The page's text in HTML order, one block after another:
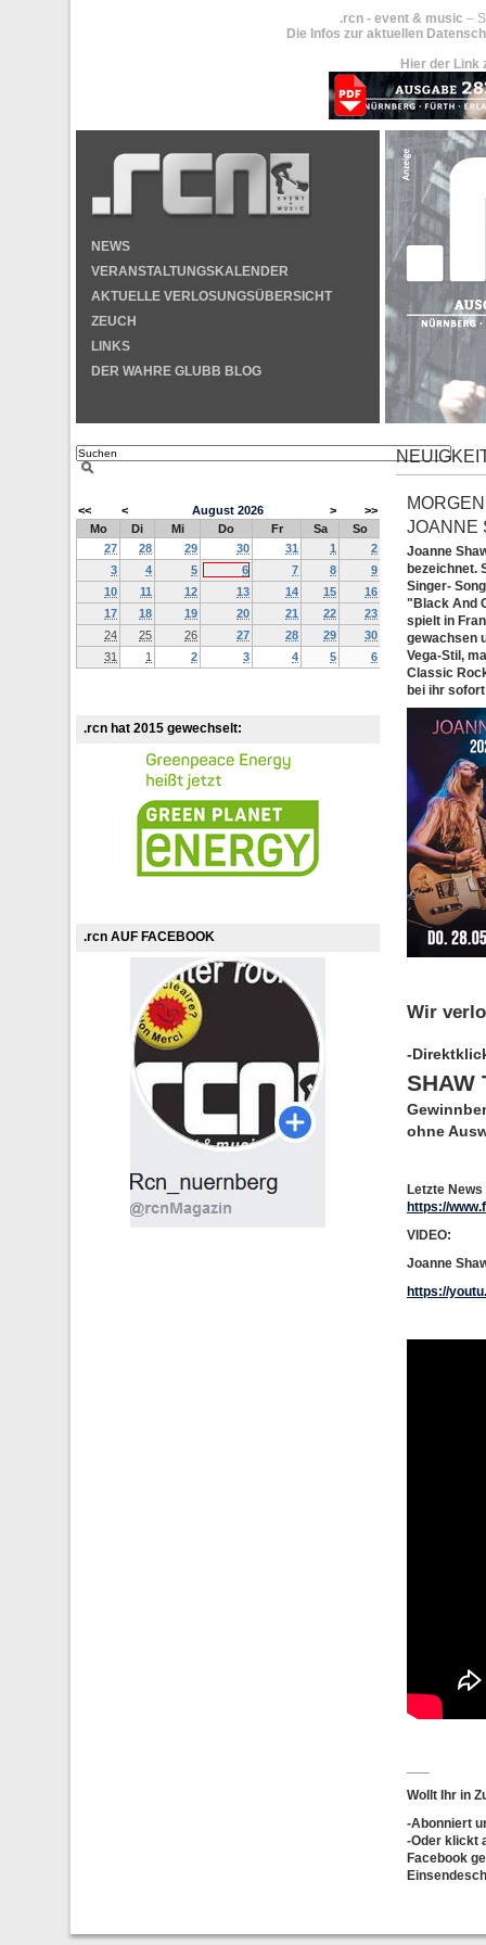
.rcn - event & music –
Die Infos zur aktuellen
Hier der Link
NEWS
VERANSTALTUNGSKALENDER
AKTUELLE VERLOSUNGSÜBERSICHT
ZEUCH
LINKS
DER WAHRE GLUBB BLOG
<< < August 2026 >
>>
Mo
Di Mi Do Fr Sa
So
27
28 29 30 31 1
2
3
4 5 6 7 8
9
10
11 12 13 14 15
16
17
18 19 20 21 22
23
24
25 26 27 28 29
30
31
1 2 3 4 5 6
.rcn hat 2015 gewechselt:
.rcn AUF FACEBOOK
JOANNE
Joanne
bezeichnet.
Singer-
"Black And
spielt in
gewachsen
Vega-Stil,
Classic
bei ihr
Wir
-
SHAW
ohne
Letzte
https://
VIDEO:
Joanne
https://
Wollt Ihr in
-Abonniert
-Oder klickt
Facebook